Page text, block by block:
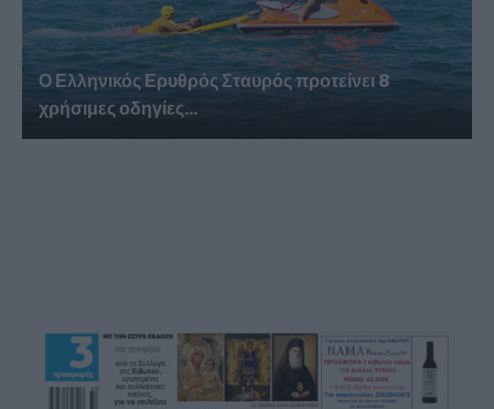
Ο Ελληνικός Ερυθρός Σταυρός προτείνει 8
χρήσιμες οδηγίες...